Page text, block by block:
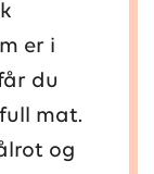
er i
du
mat.
og